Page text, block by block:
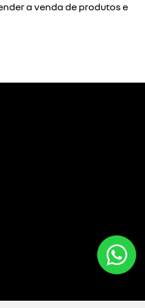
a venda de produtos e